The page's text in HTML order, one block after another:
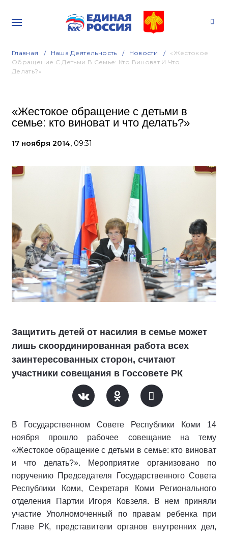
Главная Наша Деятельность Новости
«Жестокое
Обращение С Детьми В Семье: Кто Виноват И Что
Делать?»
«Жестокое обращение с детьми в
семье: кто виноват и что делать?»
17 ноября 2014, 09:31
Защитить детей от насилия в семье может
лишь скоординированная работа всех
заинтересованных сторон, считают
участники совещания в Госсовете РК
В Государственном Совете Республики Коми 14
ноября прошло рабочее совещание на тему
«Жестокое обращение с детьми в семье: кто виноват
и что делать?». Мероприятие организовано по
поручению Председателя Государственного Совета
Республики Коми, Секретаря Коми Регионального
отделения Партии Игоря Ковзеля. В нем приняли
участие Уполномоченный по правам ребенка при
Главе РК, представители органов внутренних дел,